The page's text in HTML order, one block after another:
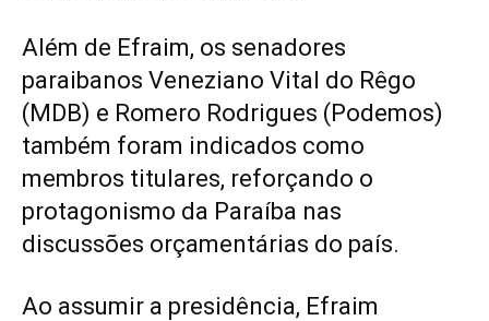
Além de Efraim, os senadores
paraibanos Veneziano Vital do Rêgo
(MDB) e Romero Rodrigues (Podemos)
também foram indicados como
membros titulares, reforçando o
protagonismo da Paraíba nas
discussões orçamentárias do país.
Ao assumir a presidência, Efraim